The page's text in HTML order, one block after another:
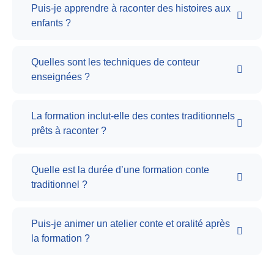
Puis-je apprendre à raconter des histoires aux
enfants ?
Quelles sont les techniques de conteur
enseignées ?
La formation inclut-elle des contes traditionnels
prêts à raconter ?
Quelle est la durée d’une formation conte
traditionnel ?
Puis-je animer un atelier conte et oralité après
la formation ?